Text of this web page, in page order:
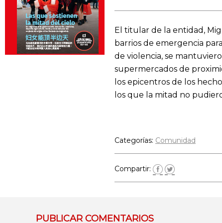
El titular de la entidad,
barrios de emergencia
de violencia, se
supermercados de
los epicentros de los
los que la mitad no
Categorías: Comunidad
Compartir:
PUBLICAR COMENTARIOS